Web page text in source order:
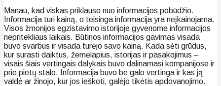
Manau, kad viskas priklauso nuo informacijos pobūdžio.
Informacija turi kainą, o teisinga informacija yra neįkainojama.
Visos žmonijos egzistavimo istorijoje gyvenome informacijos
nepritekliaus laikais. Būtinos informacijos gavimas visada
buvo svarbus ir visada turėjo savo kainą. Kada sėti grūdus,
kur surasti daiktus, žemėlapius, istorijas ir pasakojimus –
visais šiais vertingais dalykais buvo dalinamasi kompanijose ir
prie pietų stalo. Informacija buvo be galo vertinga ir kas ją
valdė ar žinojo, kur jos ieškoti, galėjo tikėtis apdovanojimo.